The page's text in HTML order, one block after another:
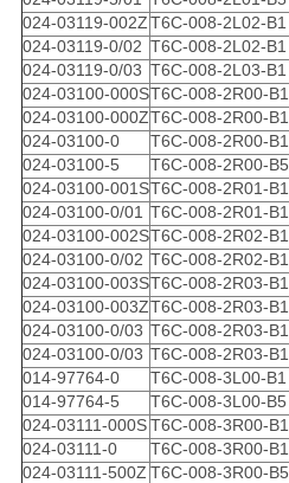
024-03119-002ZT6C-008-2L02-B1
024-03119-0/02 T6C-008-2L02-B1
024-03119-0/03 T6C-008-2L03-B1
024-03100-000ST6C-008-2R00-B1
024-03100-000ZT6C-008-2R00-B1
024-03100-0
T6C-008-2R00-B1
024-03100-5
T6C-008-2R00-B5
024-03100-001ST6C-008-2R01-B1
024-03100-0/01 T6C-008-2R01-B1
024-03100-002ST6C-008-2R02-B1
024-03100-0/02 T6C-008-2R02-B1
024-03100-003ST6C-008-2R03-B1
024-03100-003ZT6C-008-2R03-B1
024-03100-0/03 T6C-008-2R03-B1
024-03100-0/03 T6C-008-2R03-B1
014-97764-0
T6C-008-3L00-B1
014-97764-5
T6C-008-3L00-B5
024-03111-000ST6C-008-3R00-B1
024-03111-0
T6C-008-3R00-B1
024-03111-500Z T6C-008-3R00-B5